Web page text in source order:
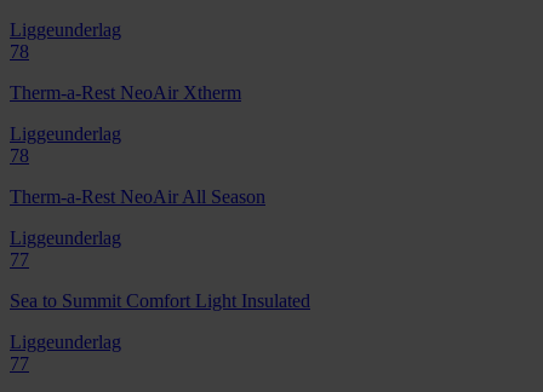
Liggeunderlag
78
Therm-a-Rest NeoAir Xtherm
Liggeunderlag
78
Therm-a-Rest NeoAir All Season
Liggeunderlag
77
Sea to Summit Comfort Light Insulated
Liggeunderlag
77